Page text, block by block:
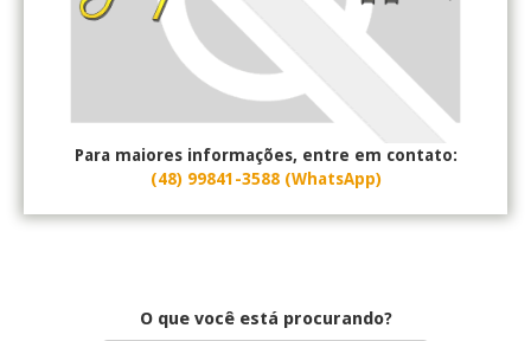
Para maiores informações, entre em contato:
(48) 99841-3588 (WhatsApp)
O que você está procurando?